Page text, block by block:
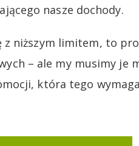
nasze dochody.
niższym limitem, to
– ale my musimy je
która tego